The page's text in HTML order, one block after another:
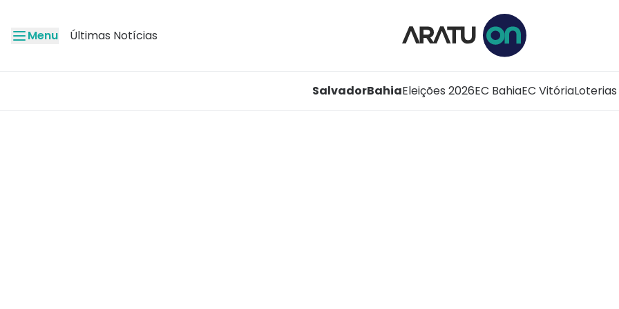
Menu Últimas Notícias
SalvadorBahiaEleições 2026EC BahiaEC VitóriaLoterias